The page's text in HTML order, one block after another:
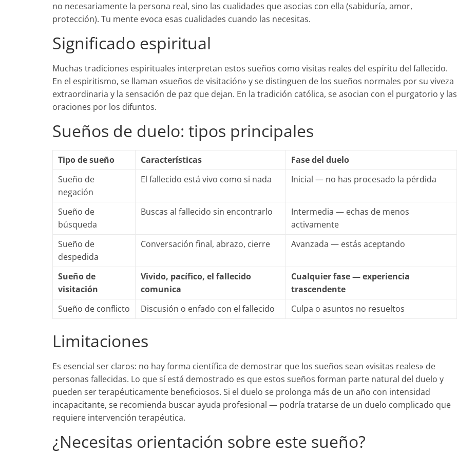
no necesariamente la persona real, sino las cualidades que asocias con ella (sabiduría, amor,
protección). Tu mente evoca esas cualidades cuando las necesitas.
Significado espiritual
Muchas tradiciones espirituales interpretan estos sueños como visitas reales del espíritu del fallecido.
En el espiritismo, se llaman «sueños de visitación» y se distinguen de los sueños normales por su viveza
extraordinaria y la sensación de paz que dejan. En la tradición católica, se asocian con el purgatorio y las
oraciones por los difuntos.
Sueños de duelo: tipos principales
Tipo de sueño Características
Fase del duelo
Sueño de
negación
El fallecido está vivo como si nada Inicial — no has procesado la pérdida
Sueño de
búsqueda
Buscas al fallecido sin encontrarlo
Intermedia — echas de menos
activamente
Sueño de
despedida
Conversación final, abrazo, cierre Avanzada — estás aceptando
Sueño de
visitación
Vivido, pacífico, el fallecido
comunica
Cualquier fase — experiencia
trascendente
Sueño de conflicto
Discusión o enfado con el fallecido Culpa o asuntos no resueltos
Limitaciones
Es esencial ser claros: no hay forma científica de demostrar que los sueños sean «visitas reales» de
personas fallecidas. Lo que sí está demostrado es que estos sueños forman parte natural del duelo y
pueden ser terapéuticamente beneficiosos. Si el duelo se prolonga más de un año con intensidad
incapacitante, se recomienda buscar ayuda profesional — podría tratarse de un duelo complicado que
requiere intervención terapéutica.
¿Necesitas orientación sobre este sueño?